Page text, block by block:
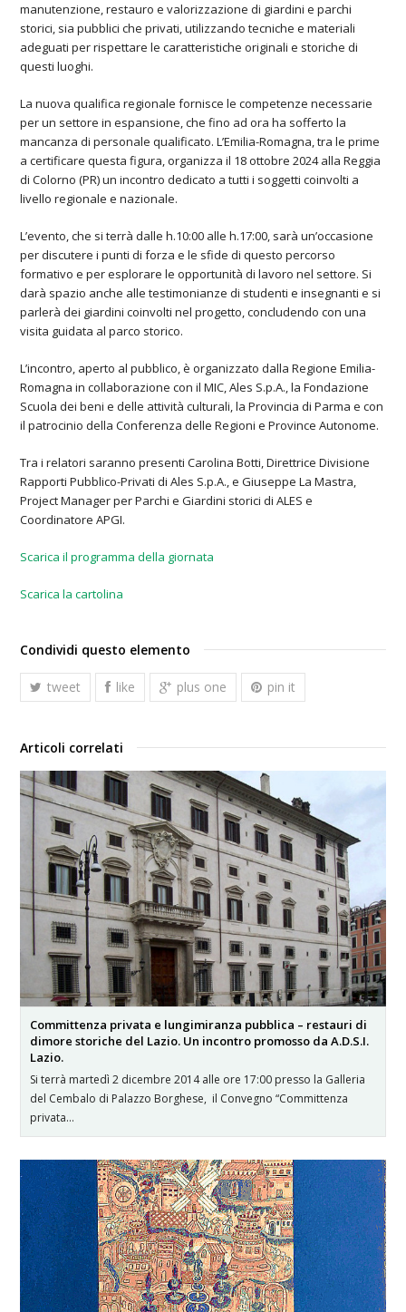
manutenzione, restauro e valorizzazione di giardini e parchi
storici, sia pubblici che privati, utilizzando tecniche e materiali
adeguati per rispettare le caratteristiche originali e storiche di
questi luoghi.
La nuova qualifica regionale fornisce le competenze necessarie
per un settore in espansione, che fino ad ora ha sofferto la
mancanza di personale qualificato. L’Emilia-Romagna, tra le prime
a certificare questa figura, organizza il 18 ottobre 2024 alla Reggia
di Colorno (PR) un incontro dedicato a tutti i soggetti coinvolti a
livello regionale e nazionale.
L’evento, che si terrà dalle h.10:00 alle h.17:00, sarà un’occasione
per discutere i punti di forza e le sfide di questo percorso
formativo e per esplorare le opportunità di lavoro nel settore. Si
darà spazio anche alle testimonianze di studenti e insegnanti e si
parlerà dei giardini coinvolti nel progetto, concludendo con una
visita guidata al parco storico.
L’incontro, aperto al pubblico, è organizzato dalla Regione Emilia-
Romagna in collaborazione con il MIC, Ales S.p.A., la Fondazione
Scuola dei beni e delle attività culturali, la Provincia di Parma e con
il patrocinio della Conferenza delle Regioni e Province Autonome.
Tra i relatori saranno presenti Carolina Botti, Direttrice Divisione
Rapporti Pubblico-Privati di Ales S.p.A., e Giuseppe La Mastra,
Project Manager per Parchi e Giardini storici di ALES e
Coordinatore APGI.
Scarica il programma della giornata
Scarica la cartolina
Condividi questo elemento
tweet like plus one pin it
Articoli correlati
Committenza privata e lungimiranza pubblica – restauri di
dimore storiche del Lazio. Un incontro promosso da A.D.S.I.
Lazio.
Si terrà martedì 2 dicembre 2014 alle ore 17:00 presso la Galleria
del Cembalo di Palazzo Borghese, il Convegno “Committenza
privata…